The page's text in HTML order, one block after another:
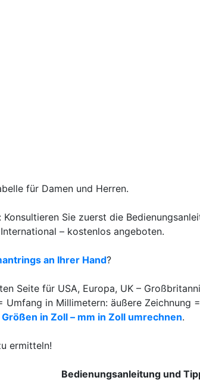
für Damen und Herren.
Sie zuerst die
– kostenlos angeboten.
an Ihrer Hand?
Seite für USA, Europa, UK –
Umfang in Millimetern: äußere Zeichnung
Größen in Zoll – mm in Zoll umrechnen.
ermitteln!
Bedienungsanleitung und